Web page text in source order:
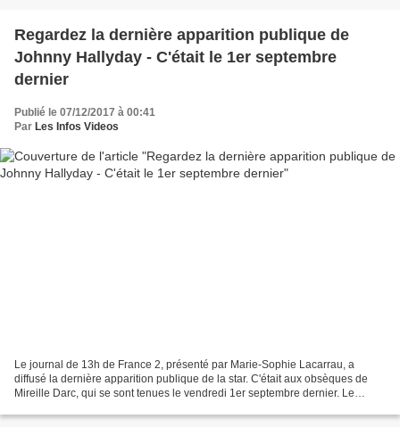
Regardez la dernière apparition publique de
Johnny Hallyday - C'était le 1er septembre
dernier
Publié le 07/12/2017 à 00:41
Par Les Infos Videos
Le journal de 13h de France 2, présenté par Marie-Sophie Lacarrau, a
diffusé la dernière apparition publique de la star. C'était aux obsèques de
Mireille Darc, qui se sont tenues le vendredi 1er septembre dernier. Le